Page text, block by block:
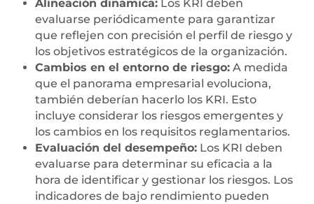
Alineación dinámica: Los KRI deben
evaluarse periódicamente para garantizar
que reflejen con precisión el perfil de riesgo y
los objetivos estratégicos de la organización.
Cambios en el entorno de riesgo: A medida
que el panorama empresarial evoluciona,
también deberían hacerlo los KRI. Esto
incluye considerar los riesgos emergentes y
los cambios en los requisitos reglamentarios.
Evaluación del desempeño: Los KRI deben
evaluarse para determinar su eficacia a la
hora de identificar y gestionar los riesgos. Los
indicadores de bajo rendimiento pueden